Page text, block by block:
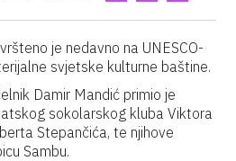
je nedavno na UNESCO-
svjetske kulturne baštine.
Damir Mandić primio je
sokolarskog kluba Viktora
Stepančića, te njihove
Sambu.